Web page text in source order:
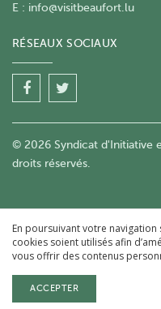
E : info@visitbeaufort.lu
RÉSEAUX SOCIAUX
© 2026 Syndicat d'Initiative
droits réservés.
En poursuivant votre
cookies soient utilisés afin
vous offrir des contenus
ACCEPTER